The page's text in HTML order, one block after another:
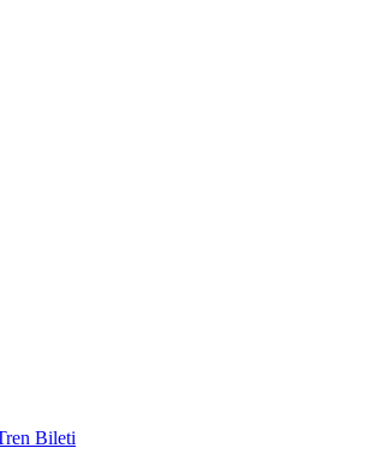
Bileti